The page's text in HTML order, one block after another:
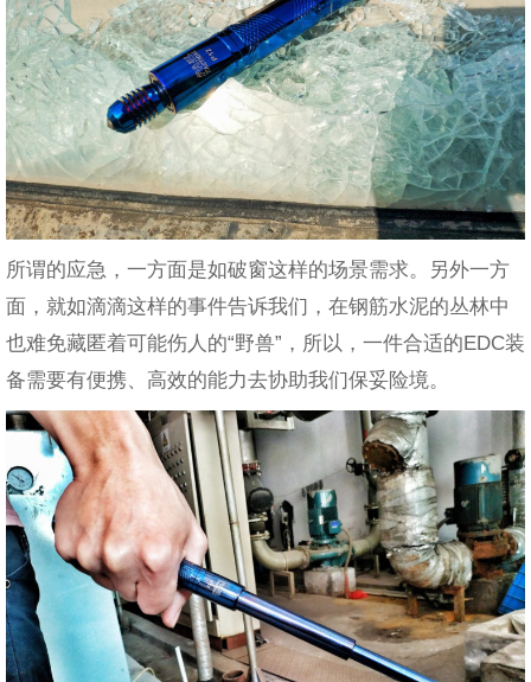
所谓的应急，一方面是如破窗这样的场景需求。另外一方
面，就如滴滴这样的事件告诉我们，在钢筋水泥的丛林中
也难免藏匿着可能伤人的“野兽”，所以，一件合适的EDC装
备需要有便携、高效的能力去协助我们保妥险境。